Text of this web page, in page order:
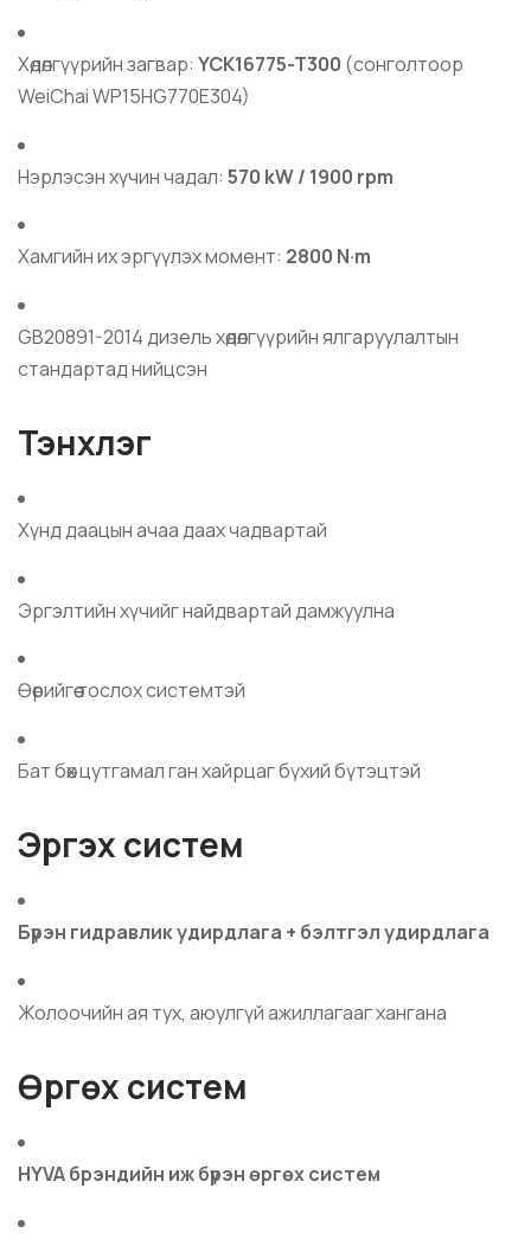
Хөдөлгүүрийн загвар: YCK16775-T300 (сонголтоор
WeiChai WP15HG770E304)
Нэрлэсэн хүчин чадал: 570 kW / 1900 rpm
Хамгийн их эргүүлэх момент: 2800 N·m
GB20891-2014 дизель хөдөлгүүрийн ялгаруулалтын
стандартад нийцсэн
Тэнхлэг
Хүнд даацын ачаа даах чадвартай
Эргэлтийн хүчийг найдвартай дамжуулна
Өөрийгөө тослох системтэй
Бат бөх цутгамал ган хайрцаг бүхий бүтэцтэй
Эргэх систем
Бүрэн гидравлик удирдлага + бэлтгэл удирдлага
Жолоочийн ая тух, аюулгүй ажиллагааг хангана
Өргөх систем
HYVA брэндийн иж бүрэн өргөх систем